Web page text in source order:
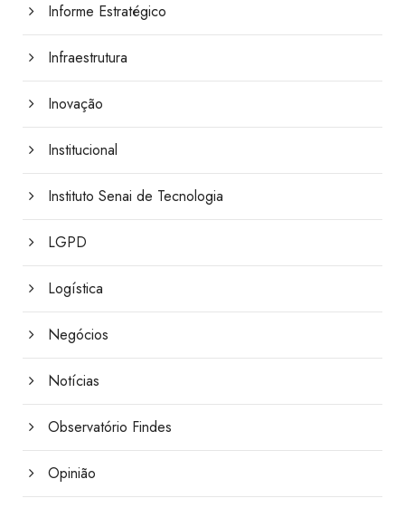
Informe Estratégico
Infraestrutura
Inovação
Institucional
Instituto Senai de Tecnologia
LGPD
Logística
Negócios
Notícias
Observatório Findes
Opinião